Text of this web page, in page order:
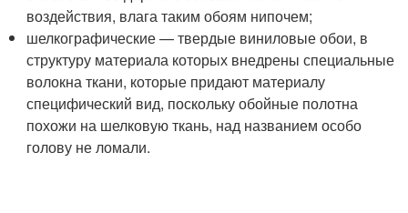
воздействия, влага таким обоям нипочем;
шелкографические — твердые виниловые обои, в
структуру материала которых внедрены специальные
волокна ткани, которые придают материалу
специфический вид, поскольку обойные полотна
похожи на шелковую ткань, над названием особо
голову не ломали.